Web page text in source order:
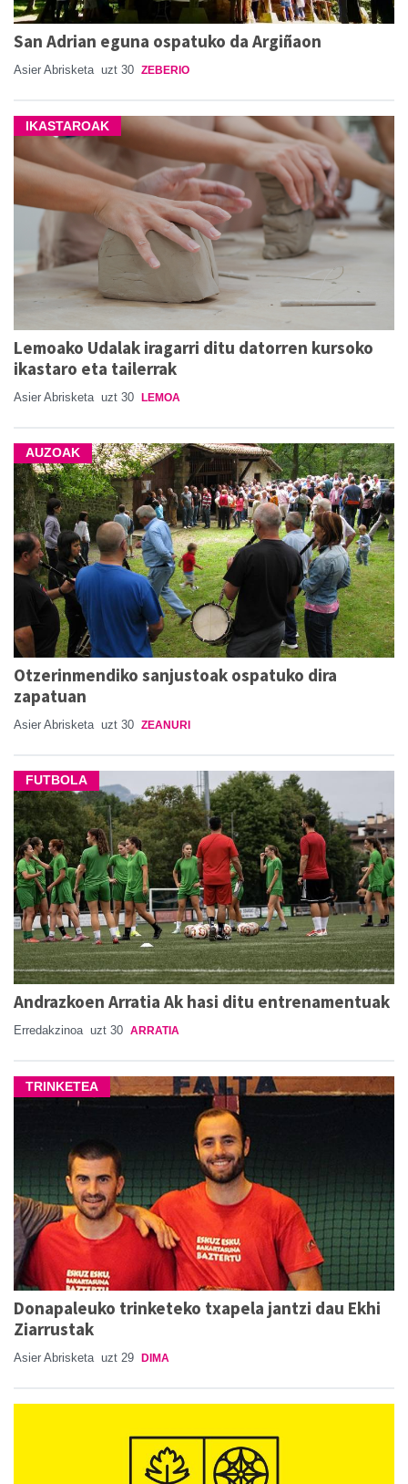
San Adrian eguna ospatuko da Argiñaon
Asier Abrisketa uzt 30 ZEBERIO
IKASTAROAK
Lemoako Udalak iragarri ditu datorren kursoko
ikastaro eta tailerrak
Asier Abrisketa uzt 30 LEMOA
AUZOAK
Otzerinmendiko sanjustoak ospatuko dira
zapatuan
Asier Abrisketa uzt 30 ZEANURI
FUTBOLA
Andrazkoen Arratia Ak hasi ditu entrenamentuak
Erredakzinoa uzt 30 ARRATIA
TRINKETEA
Donapaleuko trinketeko txapela jantzi dau Ekhi
Ziarrustak
Asier Abrisketa uzt 29 DIMA